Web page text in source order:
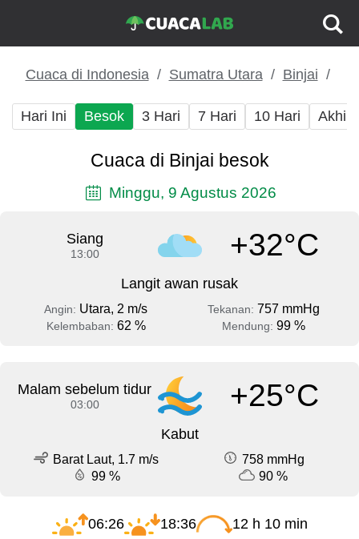
Cuaca di Indonesia Sumatra Utara Binjai
Hari Ini Besok 3 Hari 7 Hari 10 Hari Akhir
Cuaca di Binjai besok
Minggu, 9 Agustus 2026
Siang
13:00 +32°C
Langit awan rusak
Angin: Utara, 2 m/s Tekanan: 757 mmHg
Kelembaban: 62 % Mendung: 99 %
Malam sebelum tidur
03:00 +25°C
Kabut
Barat Laut, 1.7 m/s
758 mmHg
99 %
90 %
06:26 18:36 12 h 10 min